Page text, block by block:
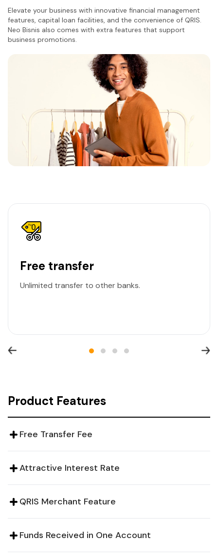
Elevate your business with innovative financial management
features, capital loan facilities, and the convenience of QRIS.
Neo Bisnis also comes with extra features that support
business promotions.
Free transfer
Unlimited transfer to other banks.
Product Features
Free Transfer Fee
Attractive Interest Rate
QRIS Merchant Feature
Funds Received in One Account